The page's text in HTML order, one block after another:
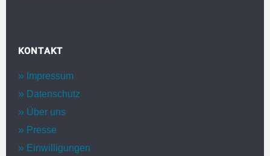
KONTAKT
Impressum
Datenschutz
Über uns
Presse
Einwilligungen